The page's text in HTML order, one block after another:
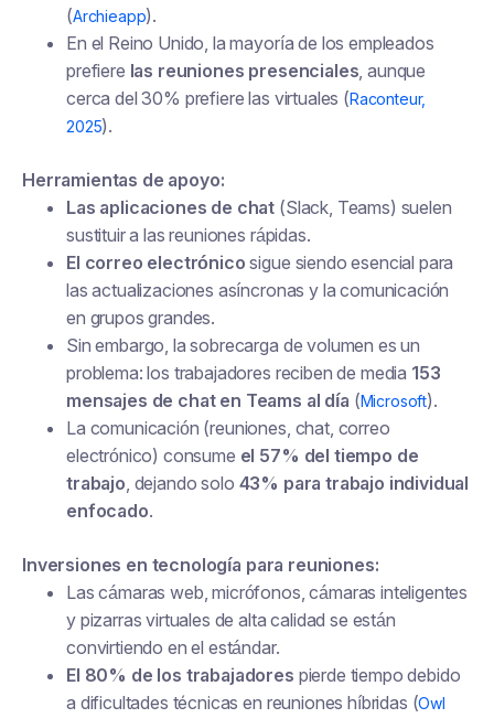
(Archieapp).
En el Reino Unido, la mayoría de los empleados
prefiere las reuniones presenciales, aunque
cerca del 30% prefiere las virtuales (Raconteur,
2025).
Herramientas de apoyo:
Las aplicaciones de chat (Slack, Teams) suelen
sustituir a las reuniones rápidas.
El correo electrónico sigue siendo esencial para
las actualizaciones asíncronas y la comunicación
en grupos grandes.
Sin embargo, la sobrecarga de volumen es un
problema: los trabajadores reciben de media 153
mensajes de chat en Teams al día (Microsoft).
La comunicación (reuniones, chat, correo
electrónico) consume el 57% del tiempo de
trabajo, dejando solo 43% para trabajo individual
enfocado.
Inversiones en tecnología para reuniones:
Las cámaras web, micrófonos, cámaras inteligentes
y pizarras virtuales de alta calidad se están
convirtiendo en el estándar.
El 80% de los trabajadores pierde tiempo debido
a dificultades técnicas en reuniones híbridas (Owl